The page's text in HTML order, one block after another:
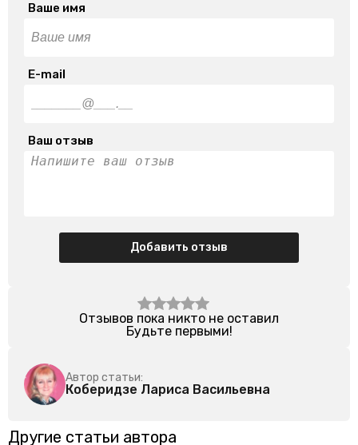
Ваше имя
E-mail
Ваш отзыв
Добавить отзыв
Отзывов пока никто не оставил
Будьте первыми!
Автор статьи:
Коберидзе Лариса Васильевна
Другие статьи автора